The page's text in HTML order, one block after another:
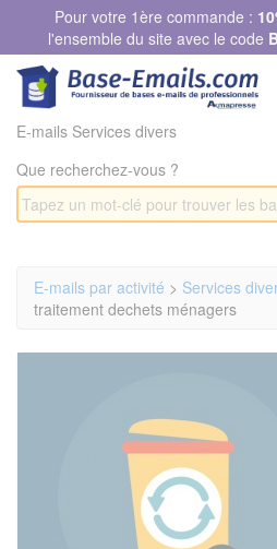
Pour votre 1ère commande :
l'ensemble du site avec le code
E-mails Services divers
Que recherchez-vous ?
E-mails par activité > Services
traitement dechets ménagers
Panneau de gestion des cookies